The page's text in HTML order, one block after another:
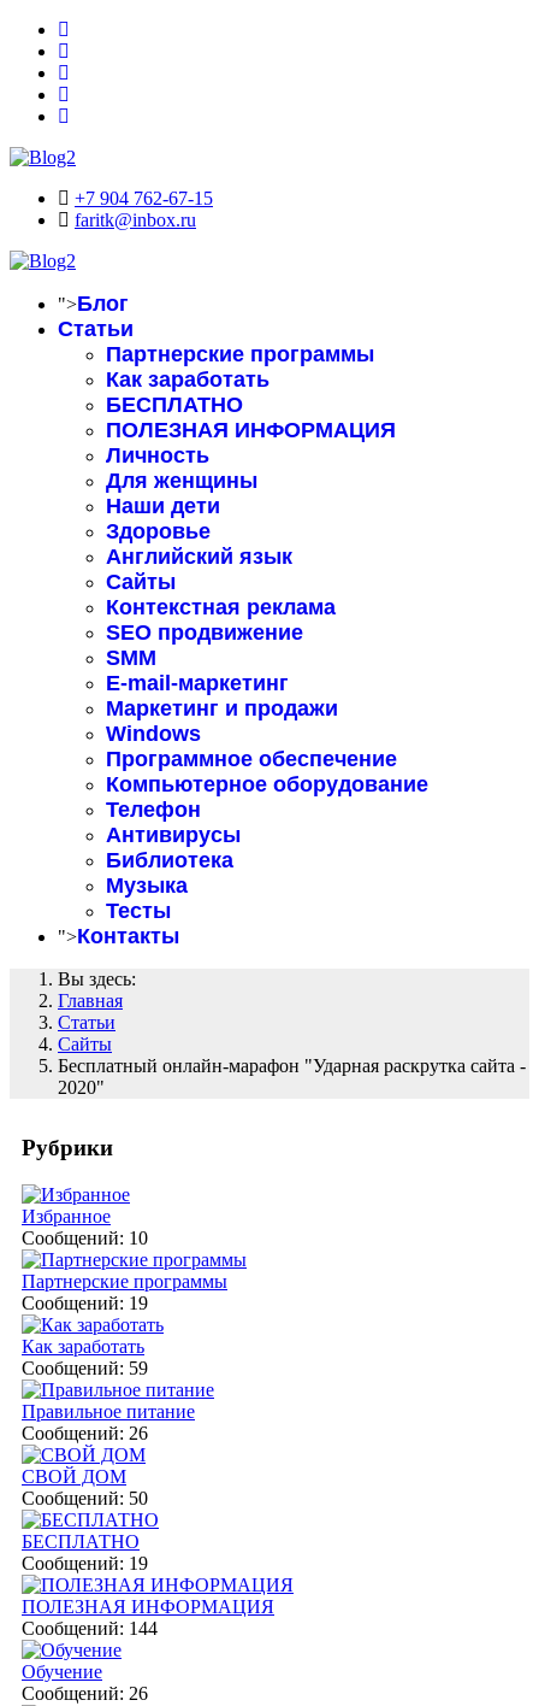
+7 904 762-67-15
faritk@inbox.ru
">Блог
Статьи
Партнерские программы
Как заработать
БЕСПЛАТНО
ПОЛЕЗНАЯ ИНФОРМАЦИЯ
Личность
Для женщины
Наши дети
Здоровье
Английский язык
Сайты
Контекстная реклама
SEO продвижение
SMM
E-mail-маркетинг
Маркетинг и продажи
Windows
Программное обеспечение
Компьютерное оборудование
Телефон
Антивирусы
Библиотека
Музыка
Тесты
">Контакты
Вы здесь:
Главная
Статьи
Сайты
Бесплатный онлайн-марафон "Ударная раскрутка сайта -
2020"
Рубрики
Избранное
Сообщений: 10
Партнерские программы
Сообщений: 19
Как заработать
Сообщений: 59
Правильное питание
Сообщений: 26
СВОЙ ДОМ
Сообщений: 50
БЕСПЛАТНО
Сообщений: 19
ПОЛЕЗНАЯ ИНФОРМАЦИЯ
Сообщений: 144
Обучение
Сообщений: 26